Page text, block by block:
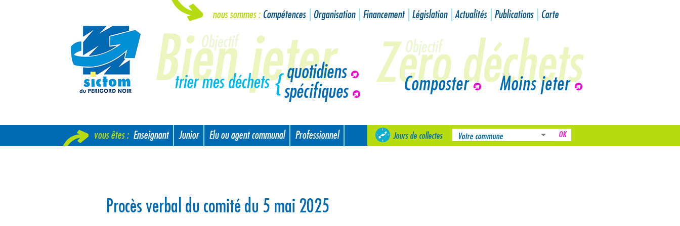
nous sommes : Compétences Organisation Financement Législation Actualités Publications Carte
quotidiens
spécifiques
Composter Moins jeter
vous êtes : Enseignant Junior Elu ou agent communal
Professionnel
Jours de collectes
Procès verbal du comité du 5 mai 2025